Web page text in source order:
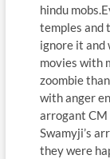
hindu
temples and
ignore it and
movies with
zoombie
with anger
arrogant CM
Swamyji’s
they were